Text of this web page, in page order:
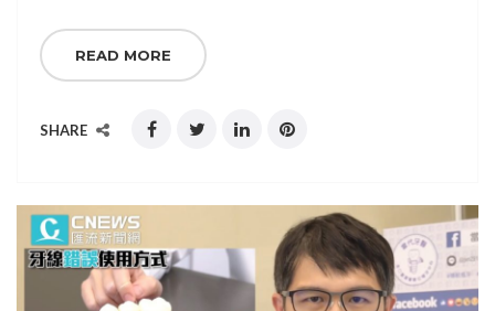
READ MORE
SHARE